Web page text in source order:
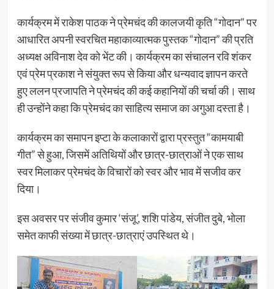
कार्यक्रम में राकेश पाठक ने प्रेमचंद की कालजयी कृति “गोदान” पर
आधारित अपनी स्वरचित महाकाव्यात्मक पुस्तक “गोदान” की प्रति
अध्यक्ष अविनाश देव को भेंट की। कार्यक्रम का संचालन रवि शंकर
एवं प्रेम प्रकाश ने संयुक्त रूप से किया और धन्यवाद ज्ञापन करते
हुए ललन प्रजापति ने प्रेमचंद की कई कहानियों की चर्चा की। साथ
ही उन्होंने कहा कि प्रेमचंद का साहित्य समाज का अगुआ दस्ता है।
कार्यक्रम का समापन इप्टा के कलाकारों द्वारा प्रस्तुत “कामयाबी
गीत” से हुआ, जिसमें अतिथियों और छात्र-छात्राओं ने एक साथ
स्वर मिलाकर प्रेमचंद के विचारों को स्वर और भाव में सजीव कर
दिया।
इस अवसर पर संजीव कुमार ‘संजू’, शशि पांडेय, संजीत दुबे, भोला
समेत काफी संख्या में छात्र-छात्राएं उपस्थित थे।